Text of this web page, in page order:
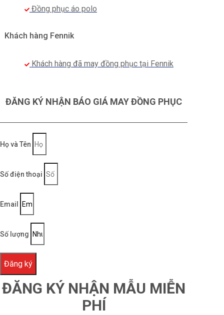
Đồng phục áo polo
Khách hàng Fennik
Khách hàng đã may đồng phục tại Fennik
ĐĂNG KÝ NHẬN BÁO GIÁ MAY ĐỒNG PHỤC
Họ và Tên
Số điện thoại
Email
Số lượng
Đăng ký
ĐĂNG KÝ NHẬN MẪU MIỄN
PHÍ